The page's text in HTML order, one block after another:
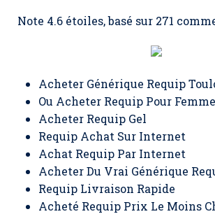
Note 4.6 étoiles, basé sur 271
Acheter Générique Requip
Ou Acheter Requip Pour Femme
Acheter Requip Gel
Requip Achat Sur Internet
Achat Requip Par Internet
Acheter Du Vrai Générique
Requip Livraison Rapide
Acheté Requip Prix Le Moins